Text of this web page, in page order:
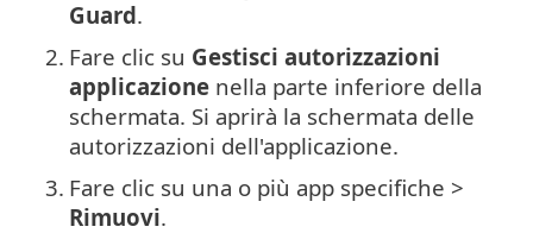
Guard.
2. Fare clic su Gestisci autorizzazioni
applicazione nella parte inferiore della
schermata. Si aprirà la schermata delle
autorizzazioni dell'applicazione.
3. Fare clic su una o più app specifiche >
Rimuovi.